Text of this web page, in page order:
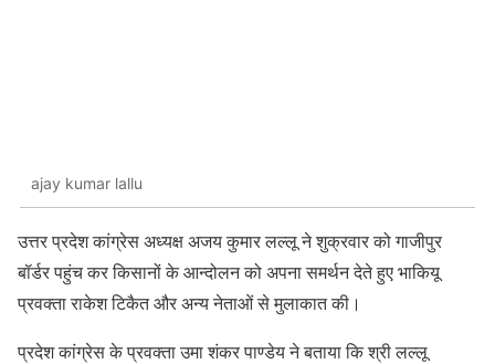
ajay kumar lallu
उत्तर प्रदेश कांग्रेस अध्यक्ष अजय कुमार लल्लू ने शुक्रवार को गाजीपुर
बॉर्डर पहुंच कर किसानों के आन्दोलन को अपना समर्थन देते हुए भाकियू
प्रवक्ता राकेश टिकैत और अन्य नेताओं से मुलाकात की।
प्रदेश कांग्रेस के प्रवक्ता उमा शंकर पाण्डेय ने बताया कि श्री लल्लू